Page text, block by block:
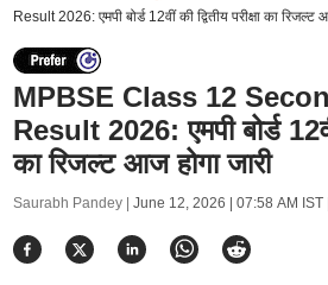
Result 2026: एमपी बोर्ड 12वीं की द्वितीय परीक्षा का रिजल्ट
MPBSE Class 12
Result 2026: एमपी बोर्ड 12वीं
का रिजल्ट आज होगा जारी
Saurabh Pandey | June 12, 2026 | 07:58 AM IST